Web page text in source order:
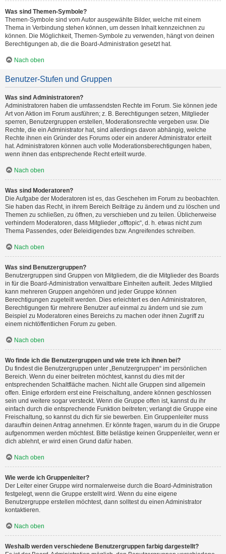
Was sind Themen-Symbole?
Themen-Symbole sind vom Autor ausgewählte Bilder, welche mit einem
Thema in Verbindung stehen können, um dessen Inhalt kennzeichnen zu
können. Die Möglichkeit, Themen-Symbole zu verwenden, hängt von deinen
Berechtigungen ab, die die Board-Administration gesetzt hat.
Nach oben
Benutzer-Stufen und Gruppen
Was sind Administratoren?
Administratoren haben die umfassendsten Rechte im Forum. Sie können jede
Art von Aktion im Forum ausführen; z. B. Berechtigungen setzen, Mitglieder
sperren, Benutzergruppen erstellen, Moderationsrechte vergeben usw. Die
Rechte, die ein Administrator hat, sind allerdings davon abhängig, welche
Rechte ihnen ein Gründer des Forums oder ein anderer Administrator erteilt
hat. Administratoren können auch volle Moderationsberechtigungen haben,
wenn ihnen das entsprechende Recht erteilt wurde.
Nach oben
Was sind Moderatoren?
Die Aufgabe der Moderatoren ist es, das Geschehen im Forum zu beobachten.
Sie haben das Recht, in ihrem Bereich Beiträge zu ändern und zu löschen und
Themen zu schließen, zu öffnen, zu verschieben und zu teilen. Üblicherweise
verhindern Moderatoren, dass Mitglieder „offtopic“, d. h. etwas nicht zum
Thema Passendes, oder Beleidigendes bzw. Angreifendes schreiben.
Nach oben
Was sind Benutzergruppen?
Benutzergruppen sind Gruppen von Mitgliedern, die die Mitglieder des Boards
in für die Board-Administration verwaltbare Einheiten aufteilt. Jedes Mitglied
kann mehreren Gruppen angehören und jeder Gruppe können
Berechtigungen zugeteilt werden. Dies erleichtert es den Administratoren,
Berechtigungen für mehrere Benutzer auf einmal zu ändern und sie zum
Beispiel zu Moderatoren eines Bereichs zu machen oder ihnen Zugriff zu
einem nichtöffentlichen Forum zu geben.
Nach oben
Wo finde ich die Benutzergruppen und wie trete ich ihnen bei?
Du findest die Benutzergruppen unter „Benutzergruppen“ im persönlichen
Bereich. Wenn du einer beitreten möchtest, kannst du dies mit der
entsprechenden Schaltfläche machen. Nicht alle Gruppen sind allgemein
offen. Einige erfordern erst eine Freischaltung, andere können geschlossen
sein und weitere sogar versteckt. Wenn die Gruppe offen ist, kannst du ihr
einfach durch die entsprechende Funktion beitreten; verlangt die Gruppe eine
Freischaltung, so kannst du dich für sie bewerben. Ein Gruppenleiter muss
daraufhin deinen Antrag annehmen. Er könnte fragen, warum du in die Gruppe
aufgenommen werden möchtest. Bitte belästige keinen Gruppenleiter, wenn er
dich ablehnt, er wird einen Grund dafür haben.
Nach oben
Wie werde ich Gruppenleiter?
Der Leiter einer Gruppe wird normalerweise durch die Board-Administration
festgelegt, wenn die Gruppe erstellt wird. Wenn du eine eigene
Benutzergruppe erstellen möchtest, dann solltest du einen Administrator
kontaktieren.
Nach oben
Weshalb werden verschiedene Benutzergruppen farbig dargestellt?